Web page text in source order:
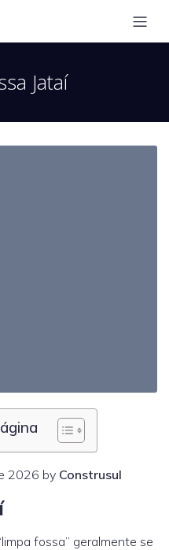
Jataí
2026 by Construsul
fossa” geralmente se